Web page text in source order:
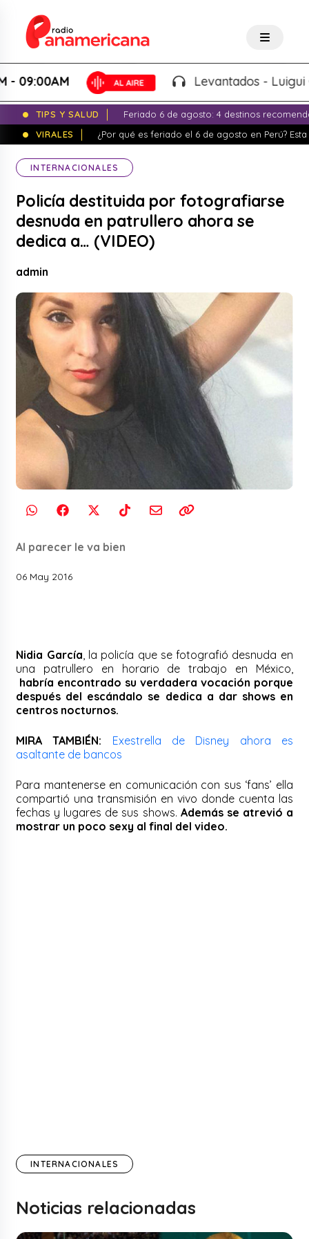
Levantados - Luigui
TIPS Y SALUD
Feriado 6 de agosto: 4 destinos
VIRALES
¿Por qué es feriado el 6 de agosto en Perú?
INTERNACIONALES
Policía destituida por fotografiarse
desnuda en patrullero ahora se
dedica a… (VIDEO)
admin
Al parecer le va bien
06 May 2016
Nidia García , la policía que se fotografió desnuda en
una patrullero en horario de trabajo en México,
habría encontrado su verdadera vocación porque
después del escándalo se dedica a dar shows en
centros nocturnos.
MIRA TAMBIÉN:
Exestrella de Disney ahora es
asaltante de bancos
Para mantenerse en comunicación con sus ‘fans’ ella
compartió una transmisión en vivo donde cuenta las
fechas y lugares de sus shows. Además se atrevió a
mostrar un poco sexy al final del video.
INTERNACIONALES
Noticias relacionadas